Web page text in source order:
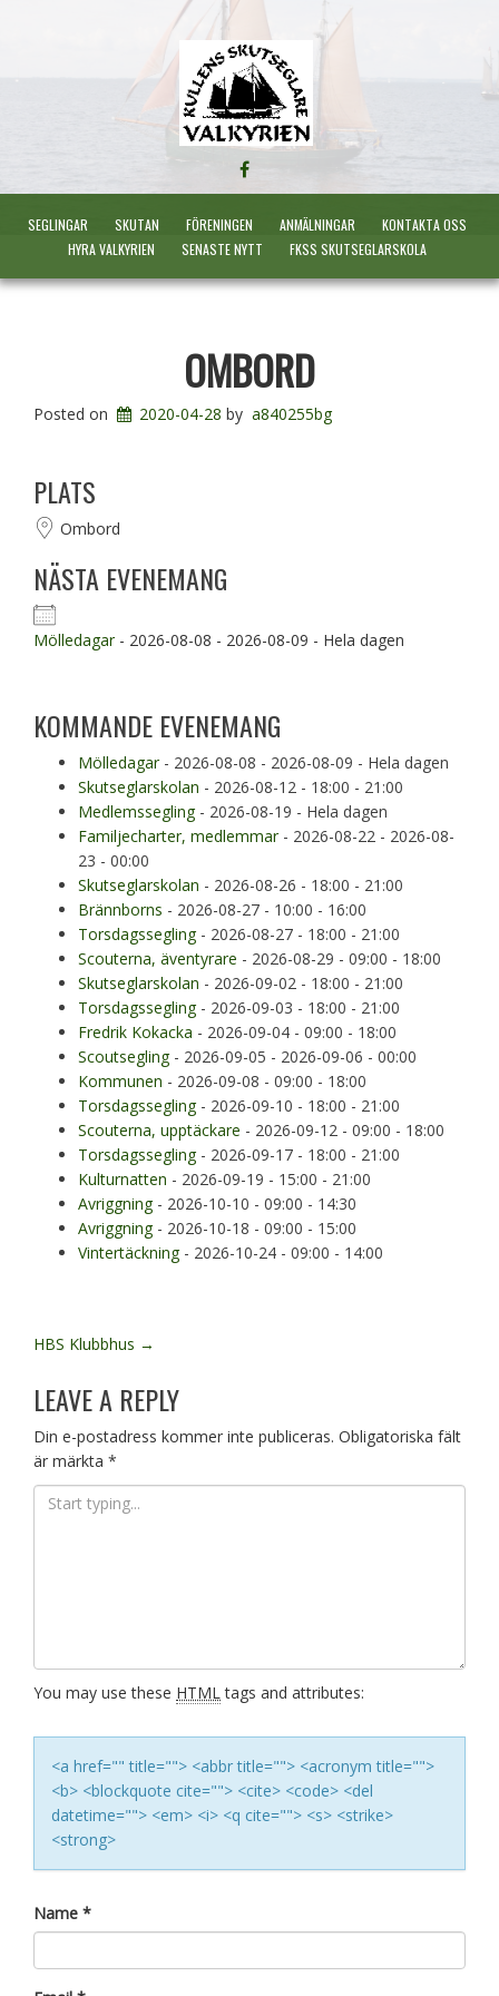
FÖLJ
OSS
PÅ
FACEBOOK
SEGLINGAR SKUTAN FÖRENINGEN ANMÄLNINGAR
KONTAKTA OSS
HYRA VALKYRIEN
SENASTE NYTT FKSS SKUTSEGLARSKOLA
OMBORD
Posted on 2020-04-28 by a840255bg
PLATS
Ombord
NÄSTA EVENEMANG
Mölledagar- 2026-08-08 - 2026-08-09 - Hela dagen
KOMMANDE EVENEMANG
Mölledagar- 2026-08-08 - 2026-08-09 - Hela dagen
Skutseglarskolan - 2026-08-12 - 18:00 - 21:00
Medlemssegling- 2026-08-19 - Hela dagen
Familjecharter, medlemmar- 2026-08-22 - 2026-08-
23 - 00:00
Skutseglarskolan - 2026-08-26 - 18:00 - 21:00
Brännborns - 2026-08-27 - 10:00 - 16:00
Torsdagssegling- 2026-08-27 - 18:00 - 21:00
Scouterna, äventyrare - 2026-08-29 - 09:00 - 18:00
Skutseglarskolan - 2026-09-02 - 18:00 - 21:00
Torsdagssegling- 2026-09-03 - 18:00 - 21:00
Fredrik Kokacka - 2026-09-04 - 09:00 - 18:00
Scoutsegling- 2026-09-05 - 2026-09-06 - 00:00
Kommunen - 2026-09-08 - 09:00 - 18:00
Torsdagssegling- 2026-09-10 - 18:00 - 21:00
Scouterna, upptäckare - 2026-09-12 - 09:00 - 18:00
Torsdagssegling- 2026-09-17 - 18:00 - 21:00
Kulturnatten - 2026-09-19 - 15:00 - 21:00
Avriggning- 2026-10-10 - 09:00 - 14:30
Avriggning- 2026-10-18 - 09:00 - 15:00
Vintertäckning- 2026-10-24 - 09:00 - 14:00
POST
NAVIGATION
HBS Klubbhus →
LEAVE A REPLY
Din e-postadress kommer inte publiceras. Obligatoriska fält
är märkta *
You may use these HTMLtags and attributes:
<a href="" title=""> <abbr title=""> <acronym title="">
<b> <blockquote cite=""> <cite> <code> <del
datetime=""> <em> <i> <q cite=""> <s> <strike>
<strong>
Name *